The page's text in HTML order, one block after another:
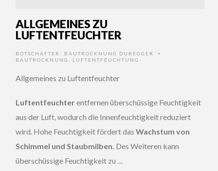
ALLGEMEINES ZU
LUFTENTFEUCHTER
BOTSCHAFTER: BAUTROCKNUNG DUREGGER •
BAUTROCKNUNG LUFTENTFEUCHTUNG
Allgemeines zu Luftentfeuchter
Luftentfeuchter entfernen überschüssige Feuchtigkeit
aus der Luft, wodurch die Innenfeuchtigkeit reduziert
wird. Hohe Feuchtigkeit fördert das Wachstum von
Schimmel und Staubmilben. Des Weiteren kann
überschüssige Feuchtigkeit zu …